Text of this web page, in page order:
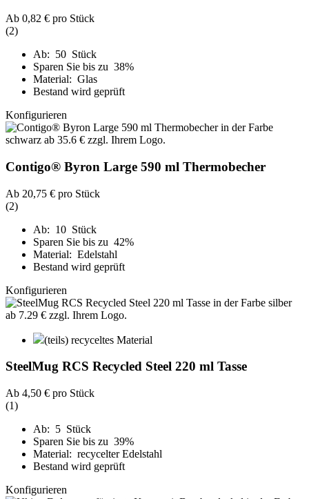
Ab 0,82 € pro Stück
(2)
Ab: 50 Stück
Sparen Sie bis zu 38%
Material: Glas
Bestand wird geprüft
Konfigurieren
Contigo® Byron Large 590 ml Thermobecher
Ab 20,75 € pro Stück
(2)
Ab: 10 Stück
Sparen Sie bis zu 42%
Material: Edelstahl
Bestand wird geprüft
Konfigurieren
(teils) recyceltes Material
SteelMug RCS Recycled Steel 220 ml Tasse
Ab 4,50 € pro Stück
(1)
Ab: 5 Stück
Sparen Sie bis zu 39%
Material: recycelter Edelstahl
Bestand wird geprüft
Konfigurieren